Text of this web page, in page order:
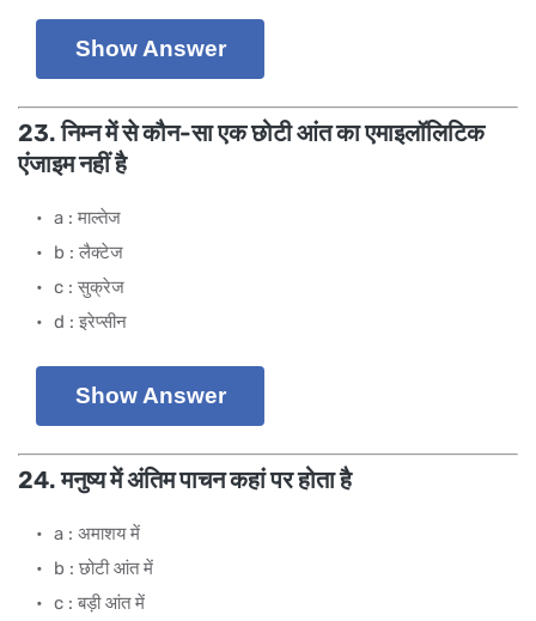
Show Answer
23. निम्न में से कौन-सा एक छोटी आंत का एमाइलॉलिटिक
एंजाइम नहीं है
a : माल्तेज
b : लैक्टेज
c : सुक्रेज
d : इरेप्सीन
Show Answer
24. मनुष्य में अंतिम पाचन कहां पर होता है
a : अमाशय में
b : छोटी आंत में
c : बड़ी आंत में